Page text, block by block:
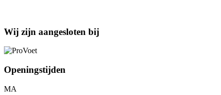
Wij zijn aangesloten bij
Openingstijden
MA